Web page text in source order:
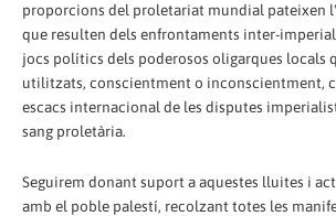
proporcions del proletariat mundial pateixen
que resulten dels enfrontaments inter-
jocs polítics dels poderosos oligarques locals
utilitzats, conscientment o inconscientment,
escacs internacional de les disputes
sang proletària.
Seguirem donant suport a aquestes lluites i
amb el poble palestí, recolzant totes les